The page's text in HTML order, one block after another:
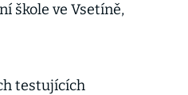
škole ve Vsetíně,
testujících